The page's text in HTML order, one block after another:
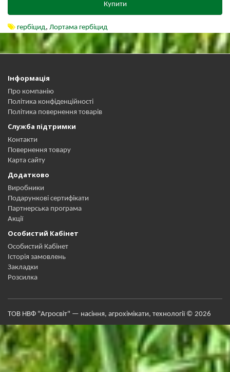
Купити
гербіцид, Лортама гербіцид
Інформація
Про компанію
Політика конфіденційності
Політика повернення товарів
Служба підтримки
Контакти
Повернення товару
Карта сайту
Додатково
Виробники
Подарункові сертифікати
Партнерська програма
Акції
Особистий Кабінет
Особистий Кабінет
Історія замовлень
Закладки
Розсилка
ТОВ НВФ "Агросвіт" — насіння, агрохімікати, технології © 2026